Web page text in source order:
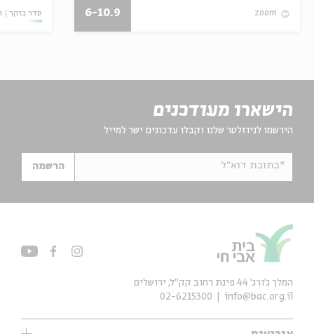
zoom
6-10.9 סדר בוקר
הישארו מעודכנים
הירשמו לניוזלטר שלנו וקבלו עדכונים ישר למייל
*כתובת דוא"ל הרשמה
המלך ג'ורג' 44 פינת רחוב קק״ל, ירושלים
info@bac.org.il
02-6215300